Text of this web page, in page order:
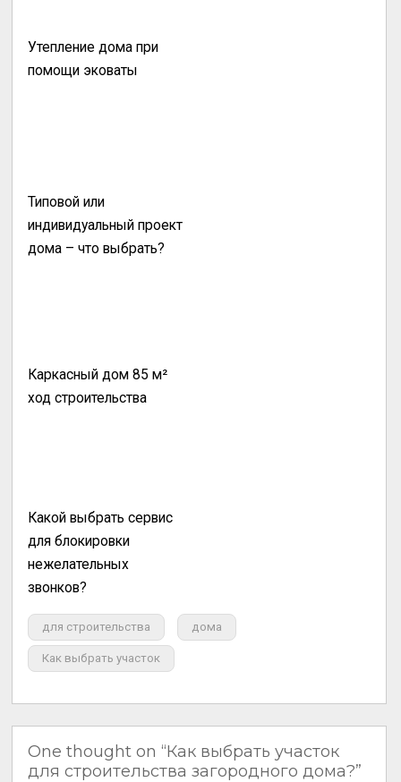
Утепление дома при
помощи эковаты
Типовой или
индивидуальный проект
дома – что выбрать?
Каркасный дом 85 м²
ход строительства
Какой выбрать сервис
для блокировки
нежелательных
звонков?
для строительства дома
Как выбрать участок
One thought on “Как выбрать участок
для строительства загородного дома?”